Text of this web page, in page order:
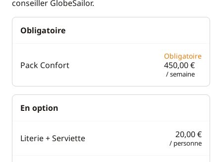
conseiller GlobeSailor.
Obligatoire
Pack Confort
Obligatoire
450,00 €
/ semaine
En option
Literie + Serviette 20,00 €
/ personne